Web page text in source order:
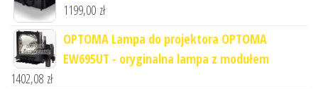
1199,00 zł
OPTOMA Lampa do projektora OPTOMA
EW695UT - oryginalna lampa z modułem
1402,08 zł